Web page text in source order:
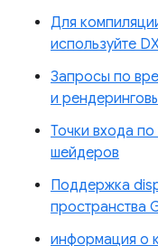
Для
используйте
Запросы по
и
Точки входа
шейдеров
Поддержка
пространства
информация о